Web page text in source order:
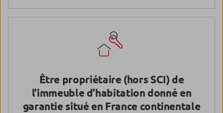
Être propriétaire (hors SCI) de
l’immeuble d’habitation donné en
garantie situé en France continentale